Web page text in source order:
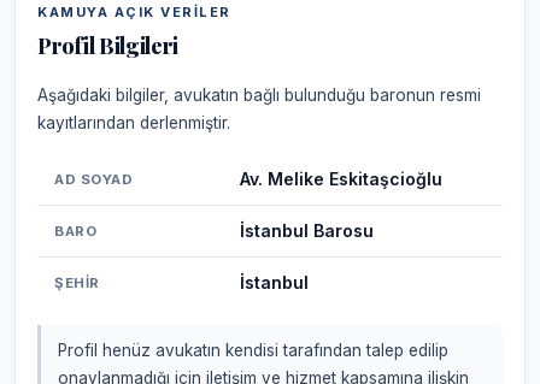
KAMUYA AÇIK VERILER
Profil Bilgileri
Aşağıdaki bilgiler, avukatın bağlı bulunduğu baronun resmi
kayıtlarından derlenmiştir.
AD SOYAD Av. Melike Eskitaşcioğlu
BARO İstanbul Barosu
ŞEHIR İstanbul
Profil henüz avukatın kendisi tarafından talep edilip
onaylanmadığı için iletişim ve hizmet kapsamına ilişkin